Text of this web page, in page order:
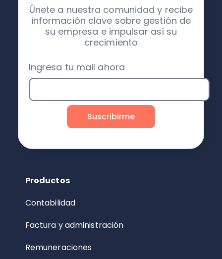
Únete a nuestra comunidad y recibe
información clave sobre gestión de
su empresa e impulsar así su
crecimiento
Ingresa tu mail ahora
Productos
Contabilidad
Factura y administración
Remuneraciones